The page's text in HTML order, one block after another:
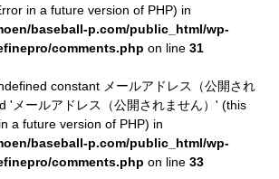
in a future version of PHP) in
baseball-p.com/public_html/wp-
comments.php on line 31
constant メールアドレス（公開され
'メールアドレス（公開されません）' (this
a future version of PHP) in
baseball-p.com/public_html/wp-
comments.php on line 33